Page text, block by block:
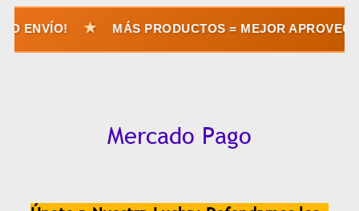
★ MÁS PRODUCTOS = MEJOR APROVECHÁS
Mercado Pago